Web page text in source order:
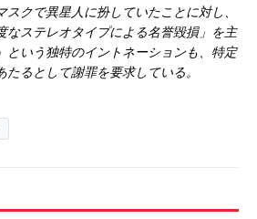
スクで異星人に扮していたことに対し、
なステレオタイプによる名誉毀損」を主
という独特のイントネーションも、特定
るとして謝罪を要求している。